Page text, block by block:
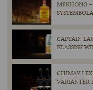
MEKHONG
CAPTAIN
KLASSISK
CHIMAY I
VARIANTER